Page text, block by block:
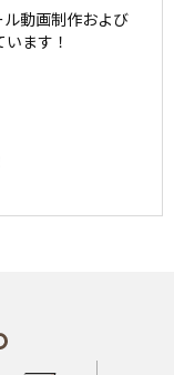
動画制作および
ます！